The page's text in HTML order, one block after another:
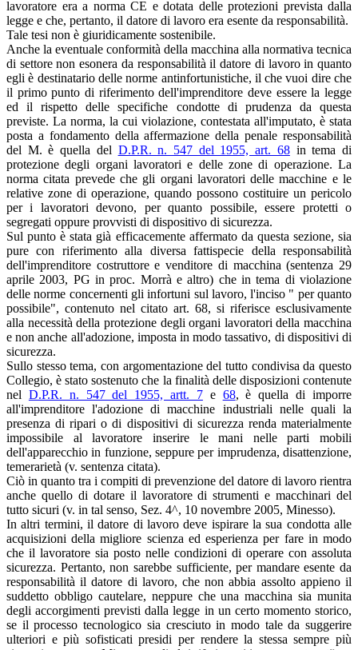
lavoratore era a norma CE e dotata delle protezioni prevista dalla
legge e che, pertanto, il datore di lavoro era esente da responsabilità.
Tale tesi non è giuridicamente sostenibile.
Anche la eventuale conformità della macchina alla normativa tecnica
di settore non esonera da responsabilità il datore di lavoro in quanto
egli è destinatario delle norme antinfortunistiche, il che vuoi dire che
il primo punto di riferimento dell'imprenditore deve essere la legge
ed il rispetto delle specifiche condotte di prudenza da questa
previste. La norma, la cui violazione, contestata all'imputato, è stata
posta a fondamento della affermazione della penale responsabilità
del M. è quella del D.P.R. n. 547 del 1955, art. 68in tema di
protezione degli organi lavoratori e delle zone di operazione. La
norma citata prevede che gli organi lavoratori delle macchine e le
relative zone di operazione, quando possono costituire un pericolo
per i lavoratori devono, per quanto possibile, essere protetti o
segregati oppure provvisti di dispositivo di sicurezza.
Sul punto è stata già efficacemente affermato da questa sezione, sia
pure con riferimento alla diversa fattispecie della responsabilità
dell'imprenditore costruttore e venditore di macchina (sentenza 29
aprile 2003, PG in proc. Morrà e altro) che in tema di violazione
delle norme concernenti gli infortuni sul lavoro, l'inciso " per quanto
possibile", contenuto nel citato art. 68, si riferisce esclusivamente
alla necessità della protezione degli organi lavoratori della macchina
e non anche all'adozione, imposta in modo tassativo, di dispositivi di
sicurezza.
Sullo stesso tema, con argomentazione del tutto condivisa da questo
Collegio, è stato sostenuto che la finalità delle disposizioni contenute
nel D.P.R. n. 547 del 1955, artt. 7e 68, è quella di imporre
all'imprenditore l'adozione di macchine industriali nelle quali la
presenza di ripari o di dispositivi di sicurezza renda materialmente
impossibile al lavoratore inserire le mani nelle parti mobili
dell'apparecchio in funzione, seppure per imprudenza, disattenzione,
temerarietà (v. sentenza citata).
Ciò in quanto tra i compiti di prevenzione del datore di lavoro rientra
anche quello di dotare il lavoratore di strumenti e macchinari del
tutto sicuri (v. in tal senso, Sez. 4^, 10 novembre 2005, Minesso).
In altri termini, il datore di lavoro deve ispirare la sua condotta alle
acquisizioni della migliore scienza ed esperienza per fare in modo
che il lavoratore sia posto nelle condizioni di operare con assoluta
sicurezza. Pertanto, non sarebbe sufficiente, per mandare esente da
responsabilità il datore di lavoro, che non abbia assolto appieno il
suddetto obbligo cautelare, neppure che una macchina sia munita
degli accorgimenti previsti dalla legge in un certo momento storico,
se il processo tecnologico sia cresciuto in modo tale da suggerire
ulteriori e più sofisticati presidi per rendere la stessa sempre più